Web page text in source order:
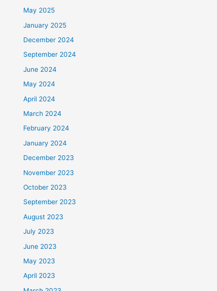
May 2025
January 2025
December 2024
September 2024
June 2024
May 2024
April 2024
March 2024
February 2024
January 2024
December 2023
November 2023
October 2023
September 2023
August 2023
July 2023
June 2023
May 2023
April 2023